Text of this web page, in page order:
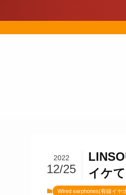
イケ
2022
12/25
Wired earphones(有線イヤ